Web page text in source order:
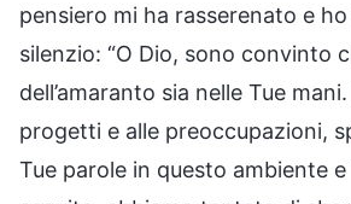
pensiero mi ha rasserenato e
silenzio: “O Dio, sono convinto
dell’amaranto sia nelle Tue
progetti e alle preoccupazioni,
Tue parole in questo ambiente e